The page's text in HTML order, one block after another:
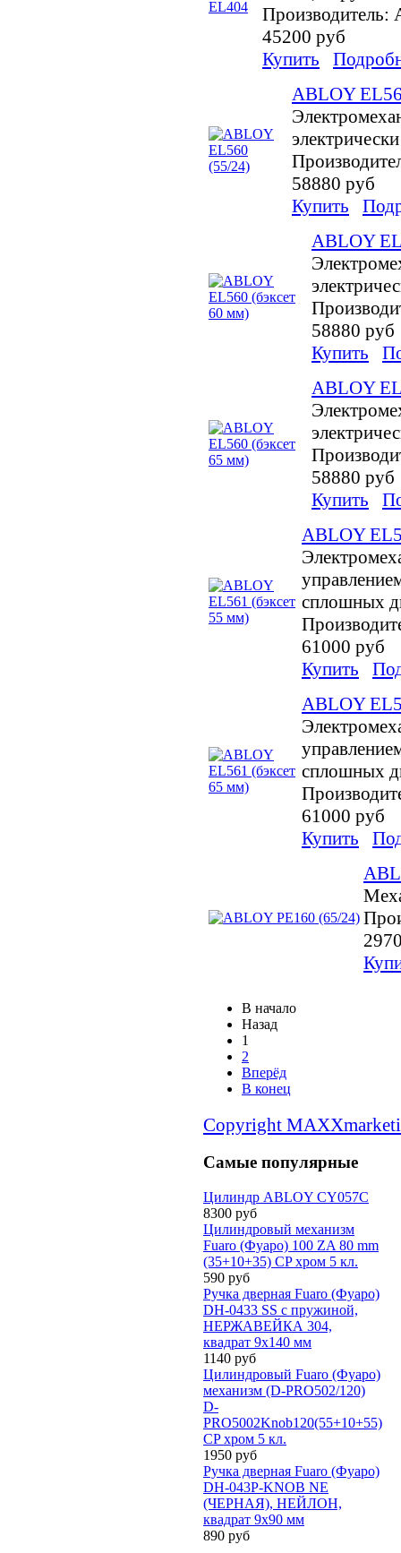
Производитель:
45200 руб
Купить
ABLOY
58880 руб
Купить
ABLOY
58880 руб
Купить
ABLOY
58880 руб
Купить
ABLOY
сплошных
61000 руб
Купить
ABLOY
сплошных
61000 руб
Купить
В начало
Назад
1
2
Вперёд
В конец
Copyright
Самые популярные
Цилиндр ABLOY CY057С
8300 руб
Цилиндровый механизм
Fuaro (Фуаро) 100 ZA 80 mm
(35+10+35) CP хром 5 кл.
590 руб
Ручка дверная Fuaro (Фуаро)
DH-0433 SS с пружиной,
НЕРЖАВЕЙКА 304,
квадрат 9x140 мм
1140 руб
Цилиндровый Fuaro (Фуаро)
механизм (D-PRO502/120)
D-
PRO5002Knob120(55+10+55)
CP хром 5 кл.
1950 руб
Ручка дверная Fuaro (Фуаро)
DH-043P-KNOB NE
(ЧЕРНАЯ), НЕЙЛОН,
квадрат 9x90 мм
890 руб